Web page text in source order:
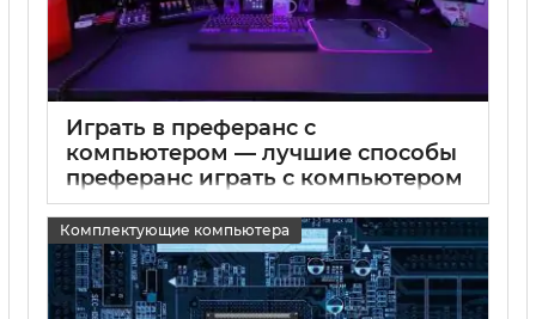
Играть в преферанс с
компьютером — лучшие способы
преферанс играть с компьютером
Комплектующие компьютера